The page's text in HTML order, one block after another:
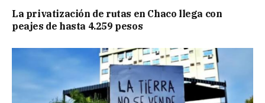
La privatización de rutas en Chaco llega con
peajes de hasta 4.259 pesos